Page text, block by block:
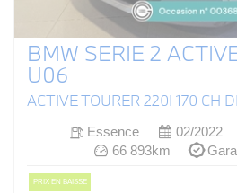
BMW SERIE 2
U06
ACTIVE TOURER 220I 170 CH
Essence 02/2022
66 893km
PRIX EN BAISSE